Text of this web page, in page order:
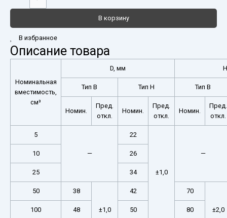
В корзину
В избранное
Описание товара
Номинальная
вместимость,
см³
D, мм
Тип В Тип Н Тип В
Номин.
Пред.
откл.
Номин.
Пред.
откл.
Номин.
Пред.
откл.
5
—
22
±1,0
—
10 26
25 34
50 38
±1,0
42 70
±2,0
100 48 50 80